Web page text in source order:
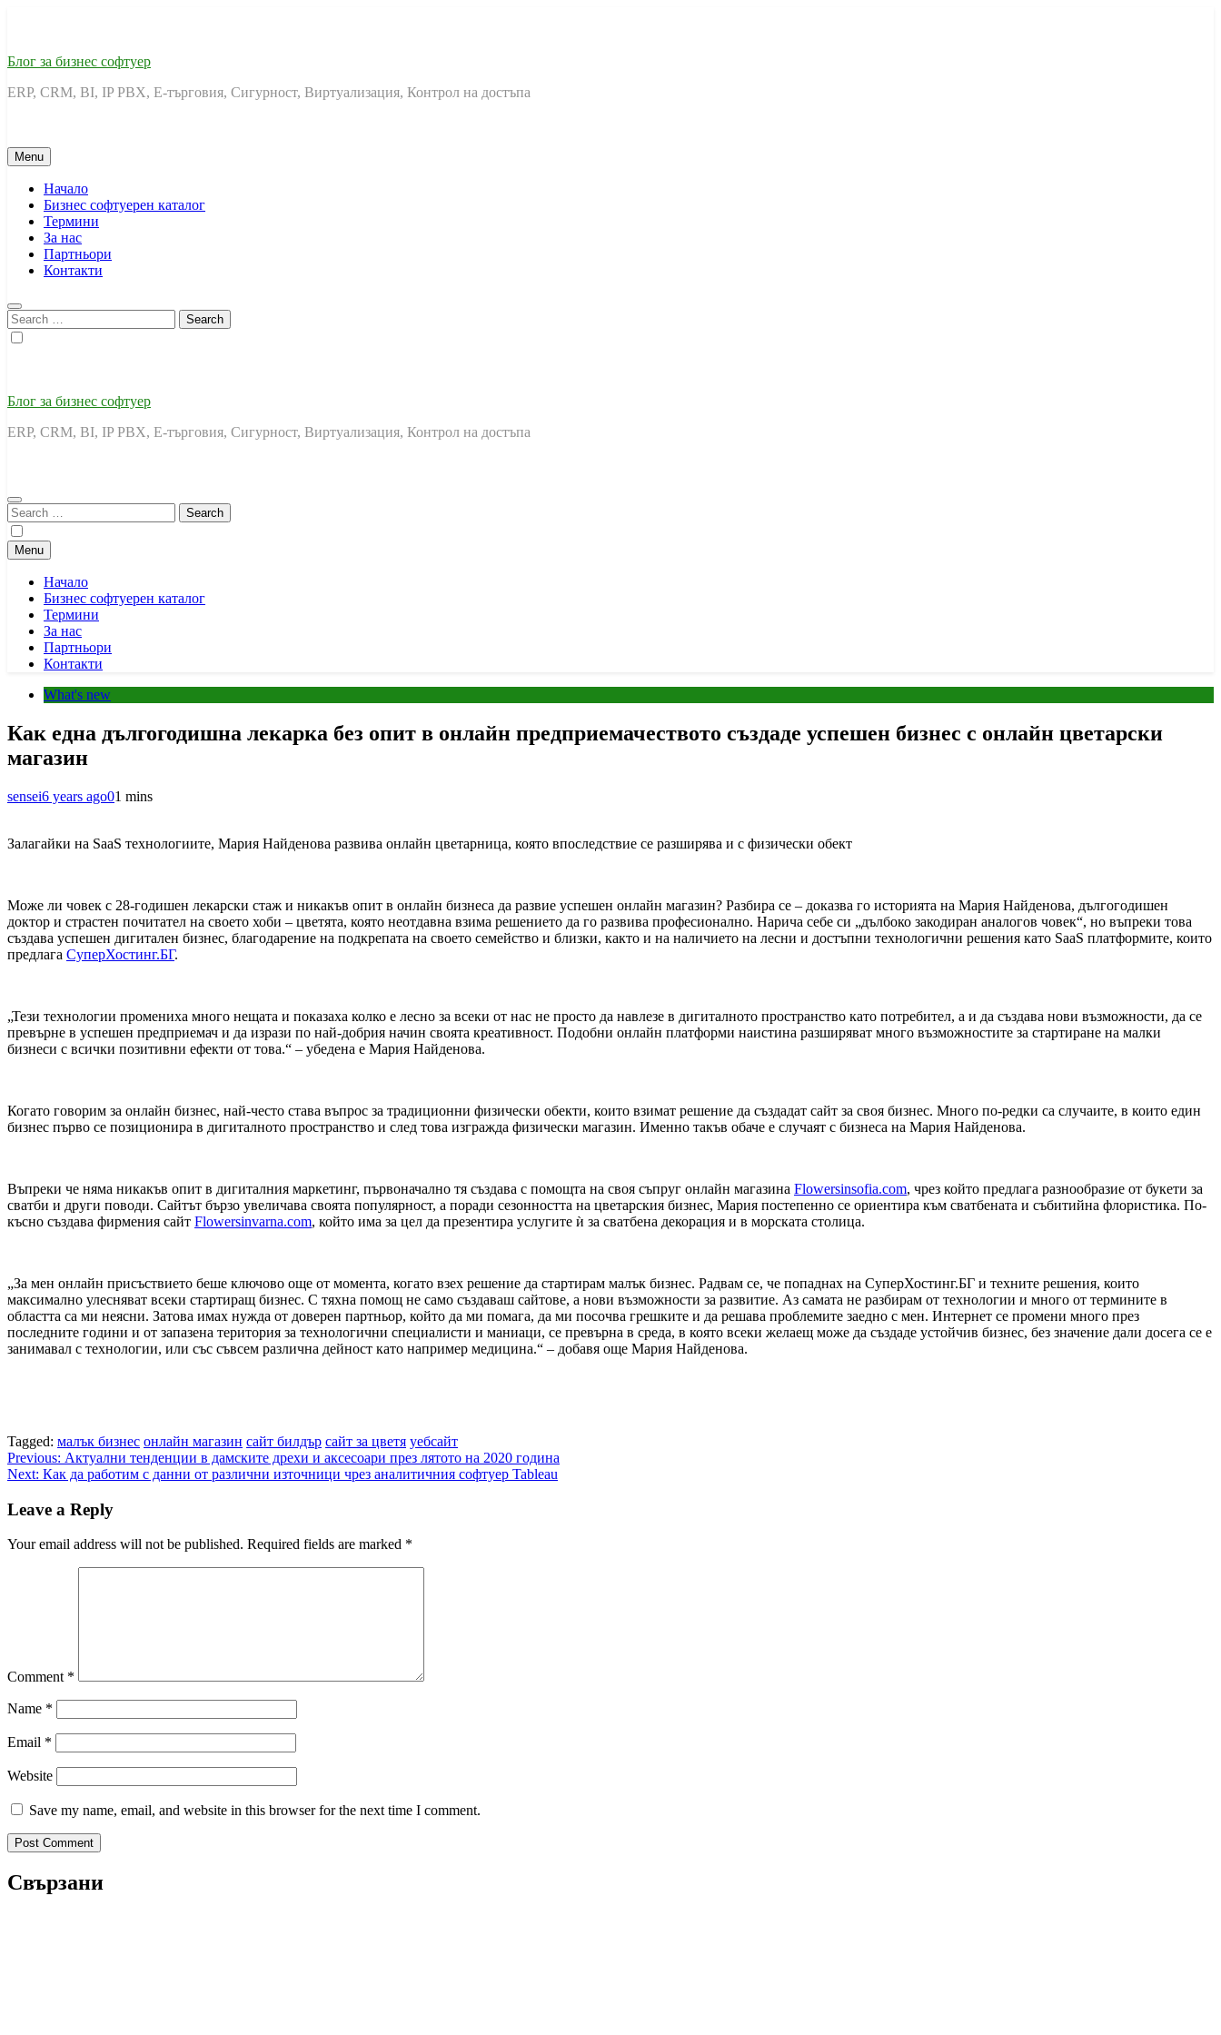
Блог за бизнес софтуер
ERP, CRM, BI, IP PBX, Е-търговия, Сигурност, Виртуализация, Контрол на достъпа
Menu
Начало
Бизнес софтуерен каталог
Термини
За нас
Партньори
Контакти
Search
for:
Блог за бизнес софтуер
ERP, CRM, BI, IP PBX, Е-търговия, Сигурност, Виртуализация, Контрол на достъпа
Search
for:
Menu
Начало
Бизнес софтуерен каталог
Термини
За нас
Партньори
Контакти
What's new
Как една дългогодишна лекарка без опит в онлайн предприемачеството създаде успешен бизнес с онлайн цветарски
магазин
sensei6 years ago01 mins
Залагайки на SaaS технологиите, Мария Найденова развива онлайн цветарница, която впоследствие се разширява и с физически обект
Може ли човек с 28-годишен лекарски стаж и никакъв опит в онлайн бизнеса да развие успешен онлайн магазин? Разбира се – доказва го историята на Мария Найденова, дългогодишен
доктор и страстен почитател на своето хоби – цветята, която неотдавна взима решението да го развива професионално. Нарича себе си „дълбоко закодиран аналогов човек“, но въпреки това
създава успешен дигитален бизнес, благодарение на подкрепата на своето семейство и близки, както и на наличието на лесни и достъпни технологични решения като SaaS платформите, които
предлага СуперХостинг.БГ.
„Тези технологии промениха много нещата и показаха колко е лесно за всеки от нас не просто да навлезе в дигиталното пространство като потребител, а и да създава нови възможности, да се
превърне в успешен предприемач и да изрази по най-добрия начин своята креативност. Подобни онлайн платформи наистина разширяват много възможностите за стартиране на малки
бизнеси с всички позитивни ефекти от това.“ – убедена е Мария Найденова.
Когато говорим за онлайн бизнес, най-често става въпрос за традиционни физически обекти, които взимат решение да създадат сайт за своя бизнес. Много по-редки са случаите, в които един
бизнес първо се позиционира в дигиталното пространство и след това изгражда физически магазин. Именно такъв обаче е случаят с бизнеса на Мария Найденова.
Въпреки че няма никакъв опит в дигиталния маркетинг, първоначално тя създава с помощта на своя съпруг онлайн магазина Flowersinsofia.com, чрез който предлага разнообразие от букети за
сватби и други поводи. Сайтът бързо увеличава своята популярност, а поради сезонността на цветарския бизнес, Мария постепенно се ориентира към сватбената и събитийна флористика. По-
късно създава фирмения сайт Flowersinvarna.com, който има за цел да презентира услугите ѝ за сватбена декорация и в морската столица.
„За мен онлайн присъствието беше ключово още от момента, когато взех решение да стартирам малък бизнес. Радвам се, че попаднах на СуперХостинг.БГ и техните решения, които
максимално улесняват всеки стартиращ бизнес. С тяхна помощ не само създаваш сайтове, а нови възможности за развитие. Аз самата не разбирам от технологии и много от термините в
областта са ми неясни. Затова имах нужда от доверен партньор, който да ми помага, да ми посочва грешките и да решава проблемите заедно с мен. Интернет се промени много през
последните години и от запазена територия за технологични специалисти и маниаци, се превърна в среда, в която всеки желаещ може да създаде устойчив бизнес, без значение дали досега се е
занимавал с технологии, или със съвсем различна дейност като например медицина.“ – добавя още Мария Найденова.
Tagged: малък бизнес онлайн магазин сайт билдър сайт за цветя уебсайт
Post
navigation
Previous: Актуални тенденции в дамските дрехи и аксесоари през лятото на 2020 година
Next: Как да работим с данни от различни източници чрез аналитичния софтуер Tableau
Leave a Reply
Your email address will not be published. Required fields are marked *
Comment *
Name *
Email *
Website
Save my name, email, and website in this browser for the next time I comment.
Свързани